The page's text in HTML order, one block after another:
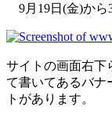
9月19日(金)から
サイトの画面右下
て書いてあるバナ
トがあります。